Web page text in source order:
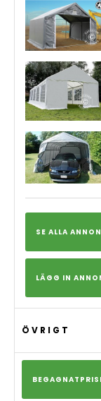
SE ALLA
LÄGG IN
ÖVRIGT